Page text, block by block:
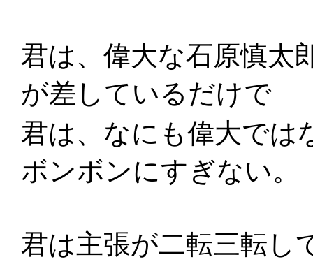
君は、偉大な石原慎太
が差しているだけで
君は、なにも偉大では
ボンボンにすぎない。
君は主張が二転三転し